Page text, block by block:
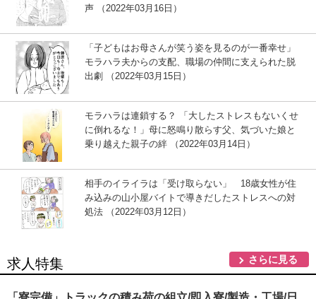
声 （2022年03月16日）
「子どもはお母さんが笑う姿を見るのが一番幸せ」
モラハラ夫からの支配、職場の仲間に支えられた脱
出劇 （2022年03月15日）
モラハラは連鎖する？ 「大したストレスもないくせ
に倒れるな！」母に怒鳴り散らす父、気づいた娘と
乗り越えた親子の絆 （2022年03月14日）
相手のイライラは「受け取らない」 18歳女性が住
み込みの山小屋バイトで導きだしたストレスへの対
処法 （2022年03月12日）
求人特集 さらに見る